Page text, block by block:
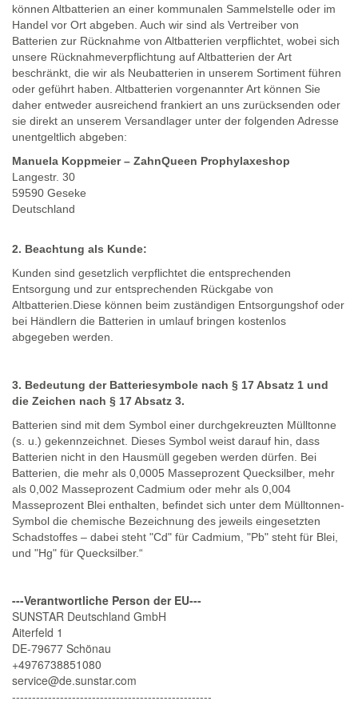
können Altbatterien an einer kommunalen Sammelstelle oder im
Handel vor Ort abgeben. Auch wir sind als Vertreiber von
Batterien zur Rücknahme von Altbatterien verpflichtet, wobei sich
unsere Rücknahmeverpflichtung auf Altbatterien der Art
beschränkt, die wir als Neubatterien in unserem Sortiment führen
oder geführt haben. Altbatterien vorgenannter Art können Sie
daher entweder ausreichend frankiert an uns zurücksenden oder
sie direkt an unserem Versandlager unter der folgenden Adresse
unentgeltlich abgeben:
Manuela Koppmeier – ZahnQueen Prophylaxeshop
Langestr. 30
59590 Geseke
Deutschland
2. Beachtung als Kunde:
Kunden sind gesetzlich verpflichtet die entsprechenden
Entsorgung und zur entsprechenden Rückgabe von
Altbatterien. Diese können beim zuständigen Entsorgungshof oder
bei Händlern die Batterien in umlauf bringen kostenlos
abgegeben werden.
3. Bedeutung der Batteriesymbole nach § 17 Absatz 1 und
die Zeichen nach § 17 Absatz 3.
Batterien sind mit dem Symbol einer durchgekreuzten Mülltonne
(s. u.) gekennzeichnet. Dieses Symbol weist darauf hin, dass
Batterien nicht in den Hausmüll gegeben werden dürfen. Bei
Batterien, die mehr als 0,0005 Masseprozent Quecksilber, mehr
als 0,002 Masseprozent Cadmium oder mehr als 0,004
Masseprozent Blei enthalten, befindet sich unter dem Mülltonnen-
Symbol die chemische Bezeichnung des jeweils eingesetzten
Schadstoffes – dabei steht "Cd" für Cadmium, "Pb" steht für Blei,
und "Hg" für Quecksilber.“
---Verantwortliche Person der EU---
SUNSTAR Deutschland GmbH
Aiterfeld 1
DE-79677 Schönau
+4976738851080
service@de.sunstar.com
--------------------------------------------------